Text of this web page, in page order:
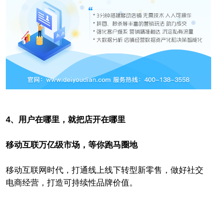
4、用户在哪里，就把店开在哪里
移动互联万亿级市场，等你跑马圈地
移动互联网时代，打通线上线下转型新零售，做好社交
电商经营，打造可持续性品牌价值。